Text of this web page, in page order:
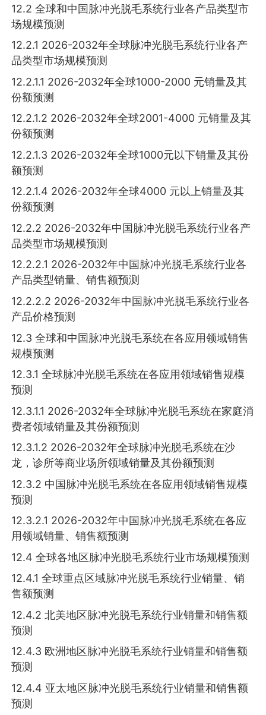
12.2 全球和中国脉冲光脱毛系统行业各产品类型市
场规模预测
12.2.1 2026-2032年全球脉冲光脱毛系统行业各产
品类型市场规模预测
12.2.1.1 2026-2032年全球1000-2000 元销量及其
份额预测
12.2.1.2 2026-2032年全球2001-4000 元销量及其
份额预测
12.2.1.3 2026-2032年全球1000元以下销量及其份
额预测
12.2.1.4 2026-2032年全球4000 元以上销量及其
份额预测
12.2.2 2026-2032年中国脉冲光脱毛系统行业各产
品类型市场规模预测
12.2.2.1 2026-2032年中国脉冲光脱毛系统行业各
产品类型销量、销售额预测
12.2.2.2 2026-2032年中国脉冲光脱毛系统行业各
产品价格预测
12.3 全球和中国脉冲光脱毛系统在各应用领域销售
规模预测
12.3.1 全球脉冲光脱毛系统在各应用领域销售规模
预测
12.3.1.1 2026-2032年全球脉冲光脱毛系统在家庭消
费者领域销量及其份额预测
12.3.1.2 2026-2032年全球脉冲光脱毛系统在沙
龙，诊所等商业场所领域销量及其份额预测
12.3.2 中国脉冲光脱毛系统在各应用领域销售规模
预测
12.3.2.1 2026-2032年中国脉冲光脱毛系统在各应
用领域销量、销售额预测
12.4 全球各地区脉冲光脱毛系统行业市场规模预测
12.4.1 全球重点区域脉冲光脱毛系统行业销量、销
售额预测
12.4.2 北美地区脉冲光脱毛系统行业销量和销售额
预测
12.4.3 欧洲地区脉冲光脱毛系统行业销量和销售额
预测
12.4.4 亚太地区脉冲光脱毛系统行业销量和销售额
预测